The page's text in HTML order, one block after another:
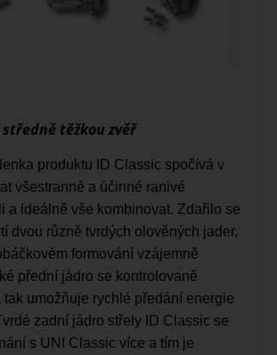
těžkou zvěř
produktu ID Classic spočívá v
všestranné a účinné ranivé
a ideálně vše kombinovat. Zdařilo se
dvou různě tvrdých olověných jader,
formování vzájemně
přední jádro se kontrolovaně
tak umožňuje rychlé předání energie
zadní jádro střely ID Classic se
s UNI Classic více a tím je